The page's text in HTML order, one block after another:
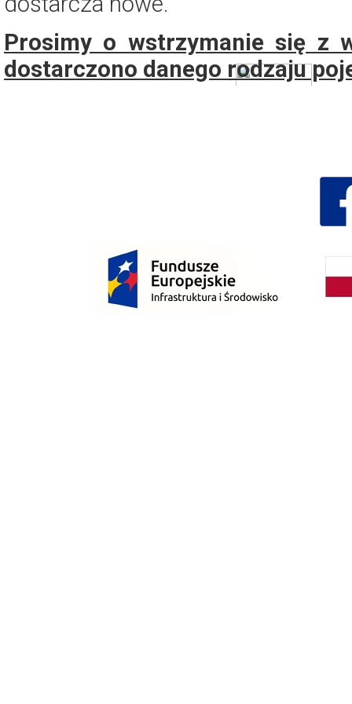
Dzień Działkowca 2023
Dzień Działkowca 2024
Dzień Działkowca 2025
Prosimy o wstrzymanie się z
dostarczono danego rodzaju